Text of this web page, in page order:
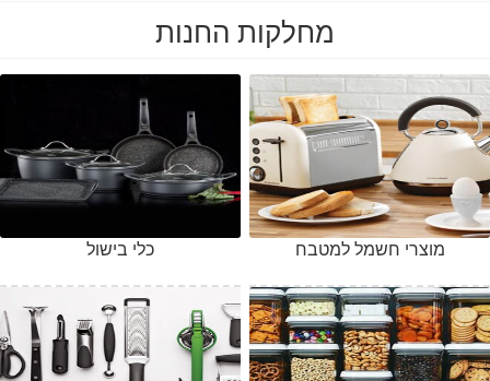
מחלקות החנות
כלי בישול מוצרי חשמל למטבח